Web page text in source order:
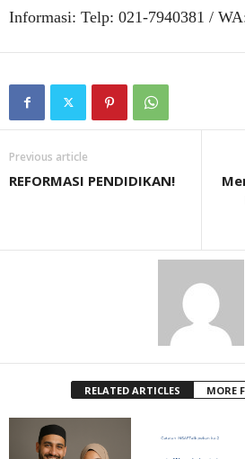
Informasi: Telp: 021-7940381 /
Previous article
REFORMASI PENDIDIKAN!
RELATED ARTICLES MORE